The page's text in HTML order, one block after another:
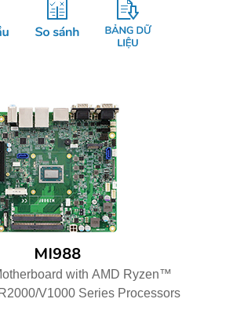
MI988
with AMD Ryzen™
V1000 Series Processors